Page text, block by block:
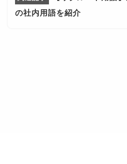
の社内用語を紹介